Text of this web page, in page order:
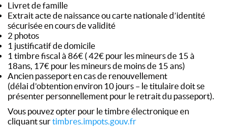
Livret de famille
Extrait acte de naissance ou carte nationale d’identité
sécurisée en cours de validité
2 photos
1 justificatif de domicile
1 timbre fiscal à 86€ ( 42€ pour les mineurs de 15 à
18ans, 17€ pour les mineurs de moins de 15 ans)
Ancien passeport en cas de renouvellement
(délai d’obtention environ 10 jours – le titulaire doit se
présenter personnellement pour le retrait du passeport).
Vous pouvez opter pour le timbre électronique en
cliquant surtimbres.impots.gouv.fr